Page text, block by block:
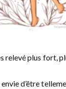
relevé plus fort,
d’être